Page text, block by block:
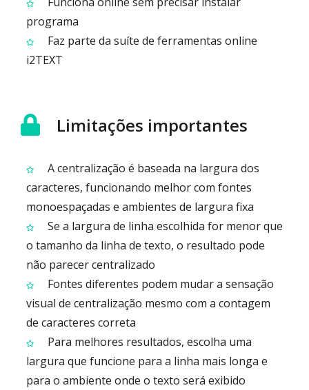
programa
Faz parte da suíte de ferramentas online
i2TEXT
Limitações importantes
A centralização é baseada na largura dos
caracteres, funcionando melhor com fontes
monoespaçadas e ambientes de largura fixa
Se a largura de linha escolhida for menor que
o tamanho da linha de texto, o resultado pode
não parecer centralizado
Fontes diferentes podem mudar a sensação
visual de centralização mesmo com a contagem
de caracteres correta
Para melhores resultados, escolha uma
largura que funcione para a linha mais longa e
para o ambiente onde o texto será exibido